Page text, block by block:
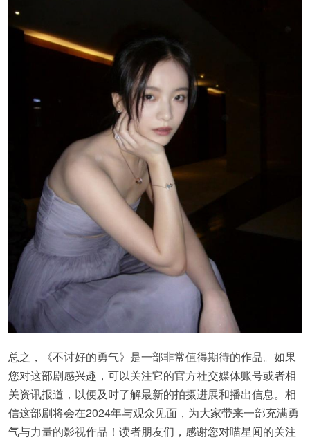
总之，《不讨好的勇气》是一部非常值得期待的作品。如果
您对这部剧感兴趣，可以关注它的官方社交媒体账号或者相
关资讯报道，以便及时了解最新的拍摄进展和播出信息。相
信这部剧将会在2024年与观众见面，为大家带来一部充满勇
气与力量的影视作品！读者朋友们，感谢您对喵星闻的关注